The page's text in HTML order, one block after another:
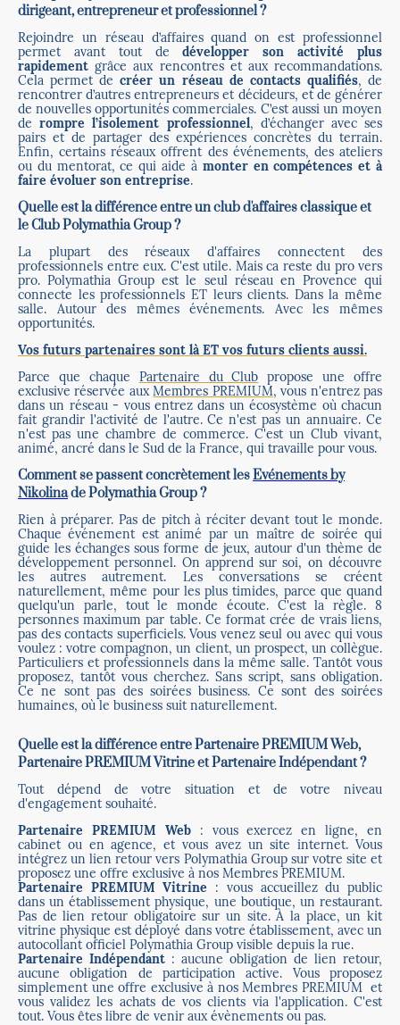
dirigeant, entrepreneur et professionnel ?
Rejoindre un réseau d’affaires quand on est professionnel
permet avant tout dedévelopper son activité plus
rapidement grâce aux rencontres et aux recommandations.
Cela permet decréer un réseau de contacts qualifiés, de
rencontrer d’autres entrepreneurs et décideurs, et de générer
de nouvelles opportunités commerciales. C’est aussi un moyen
derompre l’isolement professionnel, d’échanger avec ses
pairs et de partager des expériences concrètes du terrain.
Enfin, certains réseaux offrent des événements, des ateliers
ou du mentorat, ce qui aide à monter en compétences et à
faire évoluer son entreprise.
Quelle est la différence entre un club d'affaires classique et
le Club Polymathia Group ?
La plupart des réseaux d'affaires connectent des
professionnels entre eux. C'est utile. Mais ca reste du pro vers
pro. Polymathia Group est le seul réseau en Provence qui
connecte les professionnels ET leurs clients. Dans la même
salle. Autour des mêmes événements. Avec les mêmes
opportunités.
Vos futurs partenaires sont là ET vos futurs clients aussi.
Parce que chaque Partenaire du Club propose une offre
exclusive réservée auxMembres PREMIUM, vous n'entrez pas
dans un réseau - vous entrez dans un écosystème où chacun
fait grandir l'activité de l'autre. Ce n'est pas un annuaire. Ce
n'est pas une chambre de commerce. C'est un Club vivant,
animé, ancré dans le Sud de la France, qui travaille pour vous.
Comment se passent concrètement lesEvénements by
Nikolinade Polymathia Group ?
Rien à préparer. Pas de pitch à réciter devant tout le monde.
Chaque événement est animé par un maître de soirée qui
guide les échanges sous forme de jeux, autour d'un thème de
développement personnel. On apprend sur soi, on découvre
les autres autrement. Les conversations se créent
naturellement, même pour les plus timides, parce que quand
quelqu'un parle, tout le monde écoute. C'est la règle. 8
personnes maximum par table. Ce format crée de vrais liens,
pas des contacts superficiels. Vous venez seul ou avec qui vous
voulez : votre compagnon, un client, un prospect, un collègue.
Particuliers et professionnels dans la même salle. Tantôt vous
proposez, tantôt vous cherchez. Sans script, sans obligation.
Ce ne sont pas des soirées business. Ce sont des soirées
humaines, où le business suit naturellement.
Quelle est la différence entre Partenaire PREMIUM Web,
Partenaire PREMIUM Vitrine et Partenaire Indépendant ?
Tout dépend de votre situation et de votre niveau
d'engagement souhaité.
Partenaire PREMIUM Web: vous exercez en ligne, en
cabinet ou en agence, et vous avez un site internet. Vous
intégrez un lien retour vers Polymathia Group sur votre site et
proposez une offre exclusive à nos Membres PREMIUM.
Partenaire PREMIUM Vitrine : vous accueillez du public
dans un établissement physique, une boutique, un restaurant.
Pas de lien retour obligatoire sur un site. À la place, un kit
vitrine physique est déployé dans votre établissement, avec un
autocollant officiel Polymathia Group visible depuis la rue.
Partenaire Indépendant : aucune obligation de lien retour,
aucune obligation de participation active. Vous proposez
simplement une offre exclusive à nos Membres PREMIUM et
vous validez les achats de vos clients via l'application. C'est
tout. Vous êtes libre de venir aux évènements ou pas.